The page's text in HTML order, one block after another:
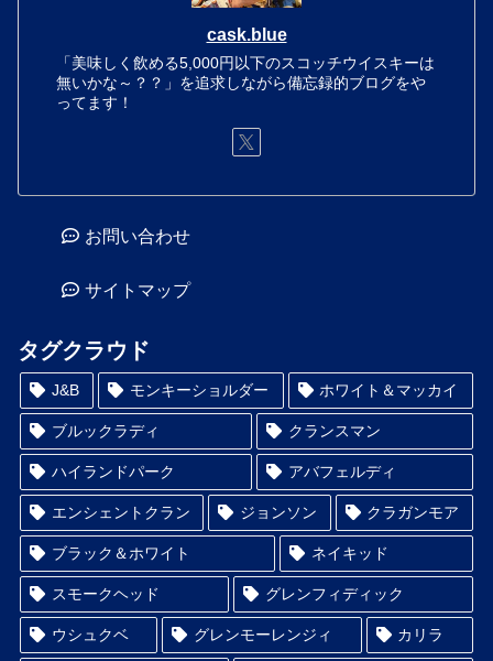
cask.blue
「美味しく飲める5,000円以下のスコッチウイスキーは
無いかな～？？」を追求しながら備忘録的ブログをや
ってます！
お問い合わせ
サイトマップ
タグクラウド
J&B モンキーショルダー ホワイト＆マッカイ
ブルックラディ クランスマン
ハイランドパーク アバフェルディ
エンシェントクラン ジョンソン クラガンモア
ブラック＆ホワイト ネイキッド
スモークヘッド グレンフィディック
ウシュクベ グレンモーレンジィ カリラ